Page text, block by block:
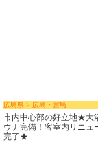
広島県 > 広島・宮島
市内中心部の好立地★大
ウナ完備！客室内リニュ
完了★